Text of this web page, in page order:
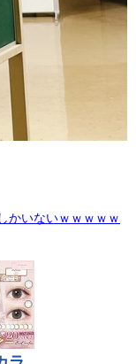
かいないｗｗｗｗｗ